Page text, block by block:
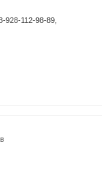
928-112-98-89,